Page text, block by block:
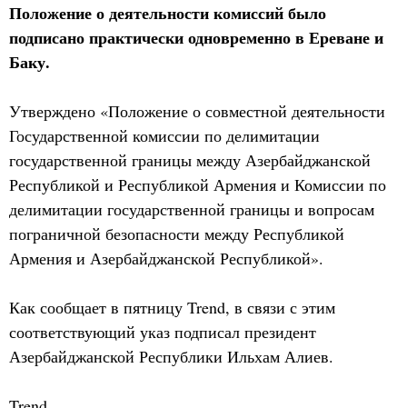
Положение о деятельности комиссий было
подписано практически одновременно в Ереване и
Баку.
Утверждено «Положение о совместной деятельности
Государственной комиссии по делимитации
государственной границы между Азербайджанской
Республикой и Республикой Армения и Комиссии по
делимитации государственной границы и вопросам
пограничной безопасности между Республикой
Армения и Азербайджанской Республикой».
Как сообщает в пятницу Trend, в связи с этим
соответствующий указ подписал президент
Азербайджанской Республики Ильхам Алиев.